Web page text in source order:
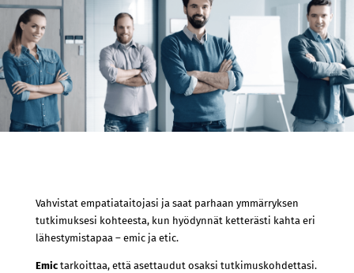
Vahvistat empatiataitojasi ja saat parhaan ymmärryksen
tutkimuksesi kohteesta, kun hyödynnät ketterästi kahta eri
lähestymistapaa – emic ja etic.
Emic tarkoittaa, että asettaudut osaksi tutkimuskohdettasi.